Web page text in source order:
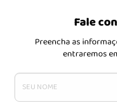
Fale
Preencha as
entraremos